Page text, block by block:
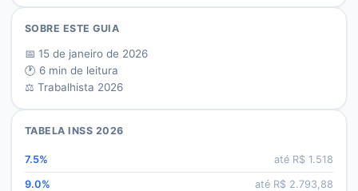
SOBRE ESTE GUIA
📅 15 de janeiro de 2026
🕐 6 min de leitura
⚖️ Trabalhista 2026
TABELA INSS 2026
7.5% até R$ 1.518
9.0% até R$ 2.793,88